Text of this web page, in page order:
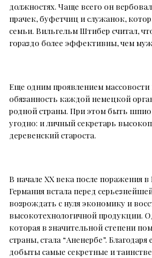
должностях. Чаще всего он
прачек, буфетчиц и служанок,
семьи. Вильгельм Штибер считал,
гораздо более эффективны, чем
Еще одним проявлением
обязанность каждой немецкой
родной страны. При этом быть
угодно: и личный секретарь
деревенский староста.
В начале XX века после поражения
Германия встала перед
возрождать с нуля экономику и
высокотехнологичной продукции.
которая в значительной степени
страны, стала “Аненербе”.
добыты самые секретные и